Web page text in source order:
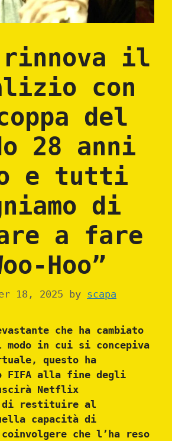
rinnova il
con
del
28 anni
e tutti
di
a fare
Hoo”
18, 2025 by scapa
che ha cambiato
modo in cui si concepiva
questo ha
FIFA alla fine degli
Netflix
di restituire al
capacità di
coinvolgere che l’ha reso